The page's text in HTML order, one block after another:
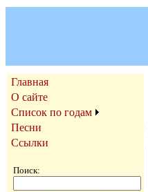
Главная
О сайте
Список по годам
Песни
Ссылки
Поиск: